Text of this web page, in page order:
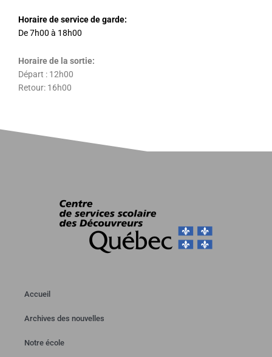
Horaire de service de garde:
De 7h00 à 18h00
Horaire de la sortie:
Départ : 12h00
Retour: 16h00
Accueil
Archives des nouvelles
Notre école